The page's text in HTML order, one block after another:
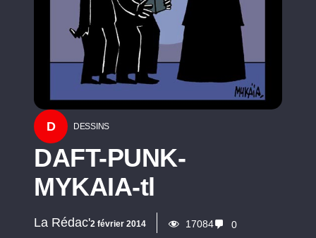
D DESSINS
DAFT-PUNK-
MYKAIA-tl
La Rédac'2 février 2014 17084 0